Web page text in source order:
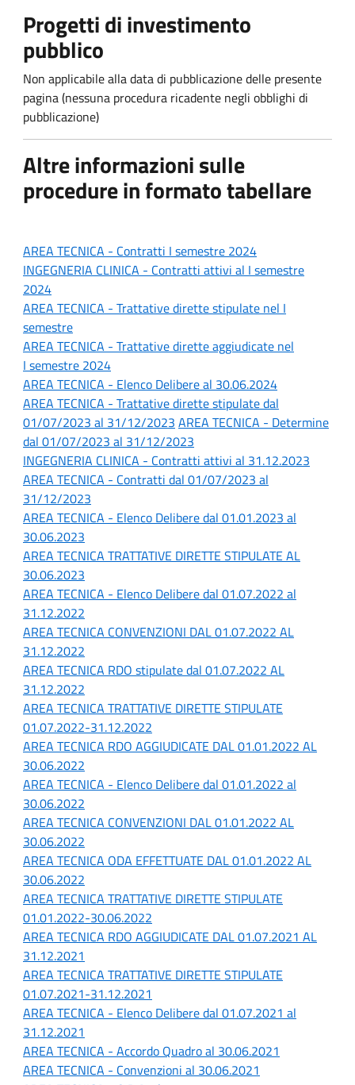
Progetti di investimento
pubblico
Non applicabile alla data di pubblicazione delle presente
pagina (nessuna procedura ricadente negli obblighi di
pubblicazione)
Altre informazioni sulle
procedure in formato tabellare
AREA TECNICA - Contratti I semestre 2024
INGEGNERIA CLINICA - Contratti attivi al I semestre
2024
AREA TECNICA - Trattative dirette stipulate nel I
semestre
AREA TECNICA - Trattative dirette aggiudicate nel
I semestre 2024
AREA TECNICA - Elenco Delibere al 30.06.2024
AREA TECNICA - Trattative dirette stipulate dal
01/07/2023 al 31/12/2023 AREA TECNICA - Determine
dal 01/07/2023 al 31/12/2023
INGEGNERIA CLINICA - Contratti attivi al 31.12.2023
AREA TECNICA - Contratti dal 01/07/2023 al
31/12/2023
AREA TECNICA - Elenco Delibere dal 01.01.2023 al
30.06.2023
AREA TECNICA TRATTATIVE DIRETTE STIPULATE AL
30.06.2023
AREA TECNICA - Elenco Delibere dal 01.07.2022 al
31.12.2022
AREA TECNICA CONVENZIONI DAL 01.07.2022 AL
31.12.2022
AREA TECNICA RDO stipulate dal 01.07.2022 AL
31.12.2022
AREA TECNICA TRATTATIVE DIRETTE STIPULATE
01.07.2022-31.12.2022
AREA TECNICA RDO AGGIUDICATE DAL 01.01.2022 AL
30.06.2022
AREA TECNICA - Elenco Delibere dal 01.01.2022 al
30.06.2022
AREA TECNICA CONVENZIONI DAL 01.01.2022 AL
30.06.2022
AREA TECNICA ODA EFFETTUATE DAL 01.01.2022 AL
30.06.2022
AREA TECNICA TRATTATIVE DIRETTE STIPULATE
01.01.2022-30.06.2022
AREA TECNICA RDO AGGIUDICATE DAL 01.07.2021 AL
31.12.2021
AREA TECNICA TRATTATIVE DIRETTE STIPULATE
01.07.2021-31.12.2021
AREA TECNICA - Elenco Delibere dal 01.07.2021 al
31.12.2021
AREA TECNICA - Accordo Quadro al 30.06.2021
AREA TECNICA - Convenzioni al 30.06.2021